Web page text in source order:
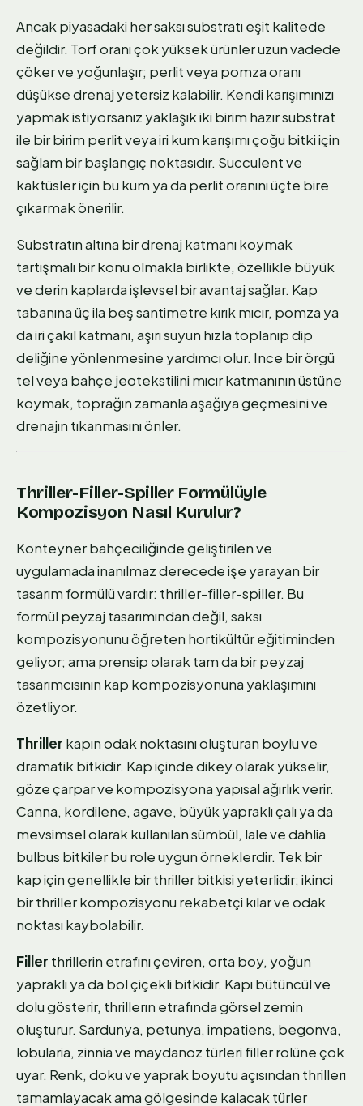
Ancak piyasadaki her saksı substratı eşit kalitede
değildir. Torf oranı çok yüksek ürünler uzun vadede
çöker ve yoğunlaşır; perlit veya pomza oranı
düşükse drenaj yetersiz kalabilir. Kendi karışımınızı
yapmak istiyorsanız yaklaşık iki birim hazır substrat
ile bir birim perlit veya iri kum karışımı çoğu bitki için
sağlam bir başlangıç noktasıdır. Succulent ve
kaktüsler için bu kum ya da perlit oranını üçte bire
çıkarmak önerilir.
Substratın altına bir drenaj katmanı koymak
tartışmalı bir konu olmakla birlikte, özellikle büyük
ve derin kaplarda işlevsel bir avantaj sağlar. Kap
tabanına üç ila beş santimetre kırık mıcır, pomza ya
da iri çakıl katmanı, aşırı suyun hızla toplanıp dip
deliğine yönlenmesine yardımcı olur. Ince bir örgü
tel veya bahçe jeotekstilini mıcır katmanının üstüne
koymak, toprağın zamanla aşağıya geçmesini ve
drenajın tıkanmasını önler.
Thriller-Filler-Spiller Formülüyle
Kompozisyon Nasıl Kurulur?
Konteyner bahçeciliğinde geliştirilen ve
uygulamada inanılmaz derecede işe yarayan bir
tasarım formülü vardır: thriller-filler-spiller. Bu
formül peyzaj tasarımından değil, saksı
kompozisyonunu öğreten hortikültür eğitiminden
geliyor; ama prensip olarak tam da bir peyzaj
tasarımcısının kap kompozisyonuna yaklaşımını
özetliyor.
Thriller kapın odak noktasını oluşturan boylu ve
dramatik bitkidir. Kap içinde dikey olarak yükselir,
göze çarpar ve kompozisyona yapısal ağırlık verir.
Canna, kordilene, agave, büyük yapraklı çalı ya da
mevsimsel olarak kullanılan sümbül, lale ve dahlia
bulbus bitkiler bu role uygun örneklerdir. Tek bir
kap için genellikle bir thriller bitkisi yeterlidir; ikinci
bir thriller kompozisyonu rekabetçi kılar ve odak
noktası kaybolabilir.
Filler thrillerin etrafını çeviren, orta boy, yoğun
yapraklı ya da bol çiçekli bitkidir. Kapı bütüncül ve
dolu gösterir, thrillerın etrafında görsel zemin
oluşturur. Sardunya, petunya, impatiens, begonva,
lobularia, zinnia ve maydanoz türleri filler rolüne çok
uyar. Renk, doku ve yaprak boyutu açısından thrillerı
tamamlayacak ama gölgesinde kalacak türler